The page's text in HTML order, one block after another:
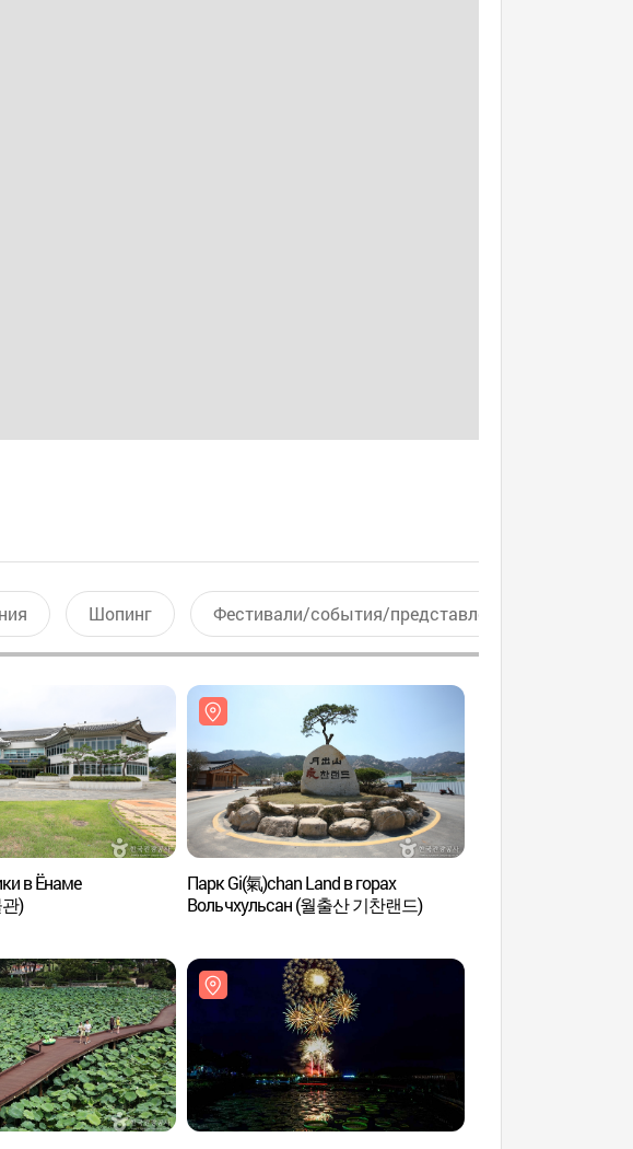
Шопинг Фестивали/события/представления
в Ёнаме
)
Парк Gi(氣)chan Land в горах
Вольчхульсан (월출산 기찬랜드)